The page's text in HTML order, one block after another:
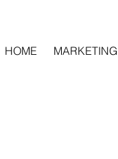
HOME MARKETING